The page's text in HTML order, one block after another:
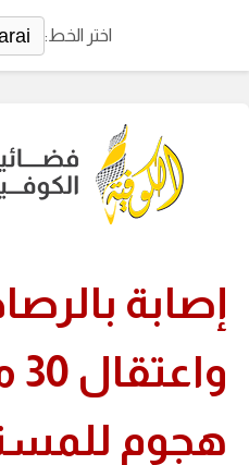
اختر الخط:
إصابة
هجوم